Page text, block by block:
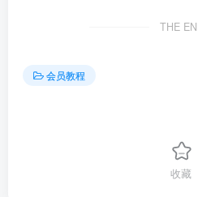
THE
会员教程
收藏